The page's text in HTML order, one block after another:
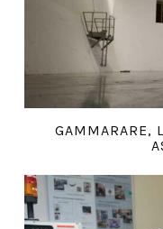
GAMMARARE,